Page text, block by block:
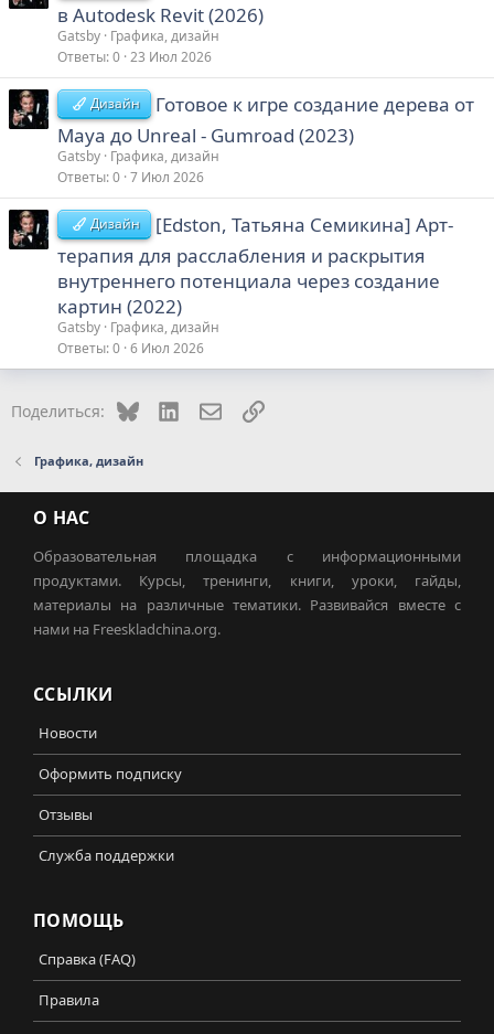
в Autodesk Revit (2026)
Gatsby Графика, дизайн
Ответы 0 23 Июл 2026
Дизайн
Готовое к игре создание дерева от
Maya до Unreal - Gumroad (2023)
Gatsby Графика, дизайн
Ответы 0 7 Июл 2026
Дизайн
[Edston, Татьяна Семикина] Арт-
терапия для расслабления и раскрытия
внутреннего потенциала через создание
картин (2022)
Gatsby Графика, дизайн
Ответы 0 6 Июл 2026
Поделиться: Bluesky LinkedInЭлектронная почта
Ссылка
Графика, дизайн
О НАС
Образовательная площадка с информационными
продуктами. Курсы, тренинги, книги, уроки, гайды,
материалы на различные тематики. Развивайся вместе с
нами на Freeskladchina.org.
ССЫЛКИ
Новости
Оформить подписку
Отзывы
Служба поддержки
ПОМОЩЬ
Справка (FAQ)
Правила